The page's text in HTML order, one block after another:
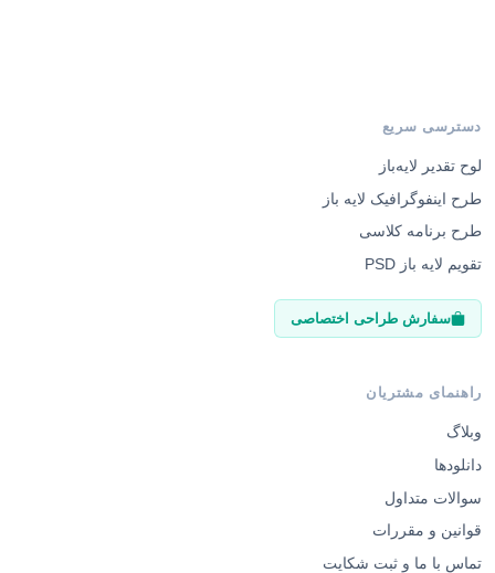
دسترسی سریع
لوح تقدیر لایه‌باز
طرح اینفوگرافیک لایه باز
طرح برنامه کلاسی
تقویم لایه باز PSD
سفارش طراحی اختصاصی
راهنمای مشتریان
وبلاگ
دانلودها
سوالات متداول
قوانین و مقررات
تماس با ما و ثبت شکایت